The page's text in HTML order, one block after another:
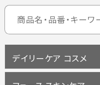
デイリーケア コスメ